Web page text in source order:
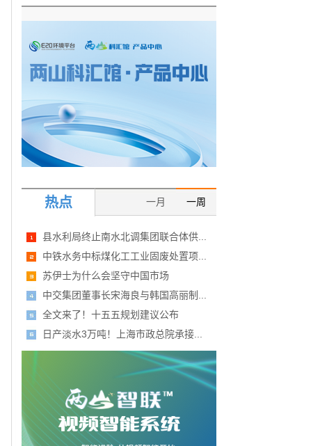
热点 一周
一月
县水利局终止南水北调集团联合体供...
中铁水务中标煤化工工业固废处置项...
苏伊士为什么会坚守中国市场
中交集团董事长宋海良与韩国高丽制...
全文来了！十五五规划建议公布
日产淡水3万吨！上海市政总院承接...